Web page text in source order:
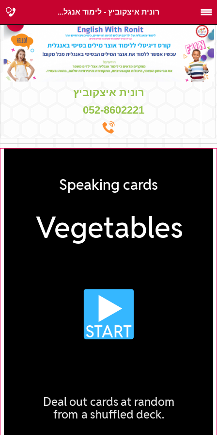
רונית איצקוביץ - לימוד אנגל...
רונית איצקוביץ
052-8602221